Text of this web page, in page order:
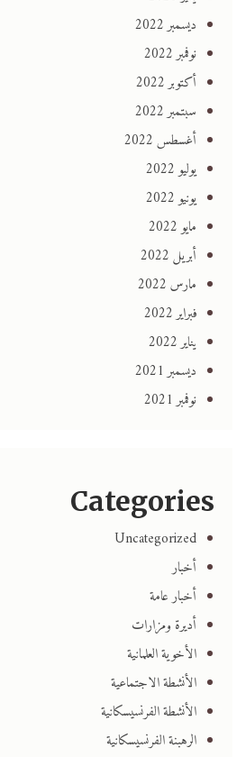
ديسمبر 2022
نوفمبر 2022
أكتوبر 2022
سبتمبر 2022
أغسطس 2022
يوليو 2022
يونيو 2022
مايو 2022
أبريل 2022
مارس 2022
فبراير 2022
يناير 2022
ديسمبر 2021
نوفمبر 2021
Categories
Uncategorized
أخبار
أخبار عامة
أديرة ومزارات
الأخوية العلمانية
الأنشطة الاجتماعية
الأنشطة الفرنسيسكانية
الرهبنة الفرنسيسكانية